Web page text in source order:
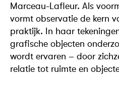
Marceau-Lafleur. Als
vormt observatie de kern
praktijk. In haar
grafische objecten
wordt ervaren – door
relatie tot ruimte en